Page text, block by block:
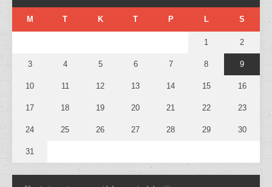
M T K T P L S
1 2
3 4 5 6 7 8 9
10 11 12 13 14 15 16
17 18 19 20 21 22 23
24 25 26 27 28 29 30
31